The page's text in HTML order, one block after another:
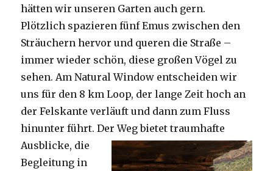
hätten wir unseren Garten auch gern.
Plötzlich spazieren fünf Emus zwischen den
Sträuchern hervor und queren die Straße –
immer wieder schön, diese großen Vögel zu
sehen. Am Natural Window entscheiden wir
uns für den 8 km Loop, der lange Zeit hoch an
der Felskante verläuft und dann zum Fluss
hinunter führt. Der Weg bietet traumhafte
Ausblicke, die
Begleitung in